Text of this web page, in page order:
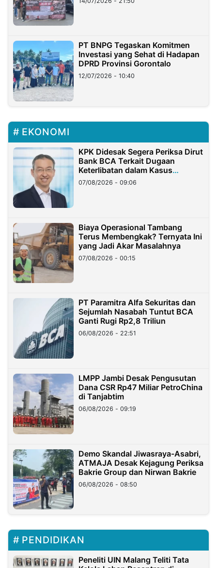
PT BNPG Tegaskan Komitmen
Investasi yang Sehat di Hadapan
DPRD Provinsi Gorontalo
12/07/2026 - 10:40
EKONOMI
KPK Didesak Segera Periksa Dirut
Bank BCA Terkait Dugaan
Keterlibatan dalam Kasus
Hilangnya Dana Nasabah Rp2,58
Miliar
07/08/2026 - 09:06
Biaya Operasional Tambang
Terus Membengkak? Ternyata Ini
yang Jadi Akar Masalahnya
07/08/2026 - 00:15
PT Paramitra Alfa Sekuritas dan
Sejumlah Nasabah Tuntut BCA
Ganti Rugi Rp2,8 Triliun
06/08/2026 - 22:51
LMPP Jambi Desak Pengusutan
Dana CSR Rp47 Miliar PetroChina
di Tanjabtim
06/08/2026 - 09:19
Demo Skandal Jiwasraya-Asabri,
ATMAJA Desak Kejagung Periksa
Bakrie Group dan Nirwan Bakrie
06/08/2026 - 08:50
PENDIDIKAN
Peneliti UIN Malang Teliti Tata